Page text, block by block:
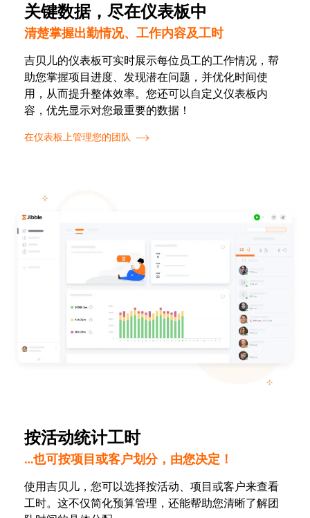
关键数据，尽在仪表板中
清楚掌握出勤情况、工作内容及工时
吉贝儿的仪表板可实时展示每位员工的工作情况，帮
助您掌握项目进度、发现潜在问题，并优化时间使
用，从而提升整体效率。您还可以自定义仪表板内
容，优先显示对您最重要的数据！
在仪表板上管理您的团队
按活动统计工时
…也可按项目或客户划分，由您决定！
使用吉贝儿，您可以选择按活动、项目或客户来查看
工时。这不仅简化预算管理，还能帮助您清晰了解团